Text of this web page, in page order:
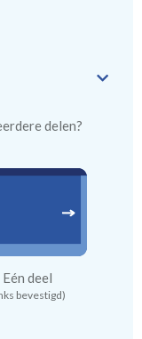
delen?
Eén deel
bevestigd)